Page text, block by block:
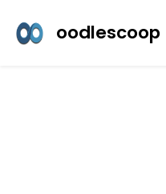
oodlescoop